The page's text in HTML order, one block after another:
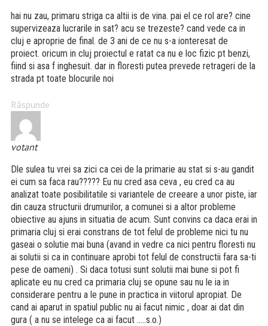
hai nu zau, primaru striga ca altii is de vina. pai el ce rol are? cine
supervizeaza lucrarile in sat? acu se trezeste? cand vede ca in
cluj e aproprie de final. de 3 ani de ce nu s-a ionteresat de
proiect. oricum in cluj proiectul e ratat ca nu e loc fizic pt benzi,
fiind si asa f inghesuit. dar in floresti putea prevede retrageri de la
strada pt toate blocurile noi
Răspunde
votant
Dle sulea tu vrei sa zici ca cei de la primarie au stat si s-au gandit
ei cum sa faca rau????? Eu nu cred asa ceva , eu cred ca au
analizat toate posibilitatile si variantele de creeare a unor piste, iar
din cauza structurii drumurilor, a comunei si a altor probleme
obiective au ajuns in situatia de acum. Sunt convins ca daca erai in
primaria cluj si erai constrans de tot felul de probleme nici tu nu
gaseai o solutie mai buna (avand in vedre ca nici pentru floresti nu
ai solutii si ca in continuare aprobi tot felul de constructii fara sa-ti
pese de oameni) . Si daca totusi sunt solutii mai bune si pot fi
aplicate eu nu cred ca primaria cluj se opune sau nu le ia in
considerare pentru a le pune in practica in viitorul apropiat. De
cand ai aparut in spatiul public nu ai facut nimic , doar ai dat din
gura ( a nu se intelege ca ai facut …..s.o.)